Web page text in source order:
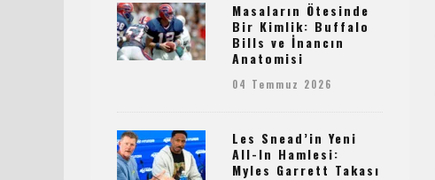
Masaların Ötesinde
Bir Kimlik: Buffalo
Bills ve İnancın
Anatomisi
04 Temmuz 2026
Les Snead’in Yeni
All-In Hamlesi:
Myles Garrett Takası